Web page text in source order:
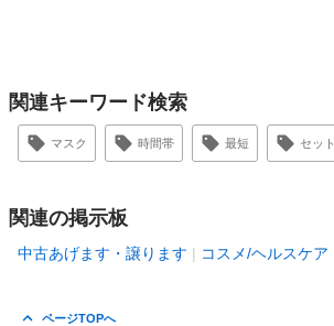
関連キーワード検索
マスク 時間帯 最短 セット
関連の掲示板
中古あげます・譲ります コスメ/ヘルスケア
ページTOPへ